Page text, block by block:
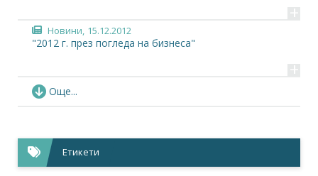
+
Новини, 15.12.2012
"2012 г. през погледа на бизнеса"
+
Новини,
"2011 г. през погледа на бизнеса"
Новини,
"2009 г. през погледа на бизнеса"
Още...
Етикети